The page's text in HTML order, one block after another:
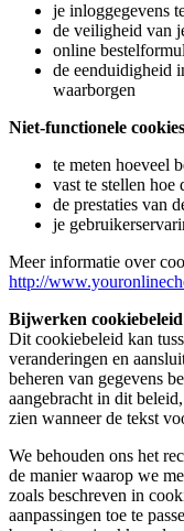
je inloggegevens
de veiligheid van
online
de eenduidigheid
waarborgen
Niet-functionele cookies
te meten hoeveel
vast te stellen hoe
de prestaties van
je
Meer informatie over
http://
Bijwerken cookiebeleid
Dit cookiebeleid kan
veranderingen en
beheren van gegevens
aangebracht in dit
zien wanneer de tekst
We behouden ons het
de manier waarop we
zoals beschreven in
aanpassingen toe te